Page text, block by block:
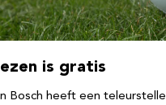
is gratis
Bosch heeft een